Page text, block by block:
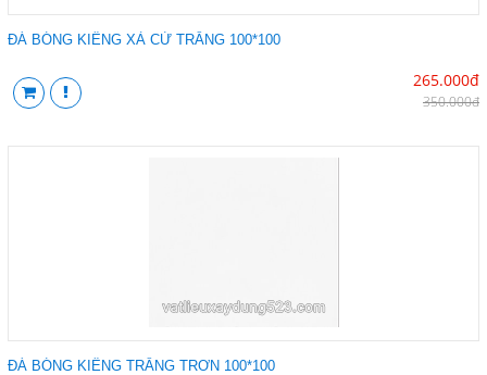
ĐÁ BÓNG KIẾNG XÀ CỪ TRẮNG 100*100
265.000đ
350.000đ
ĐÁ BÓNG KIẾNG TRẮNG TRƠN 100*100